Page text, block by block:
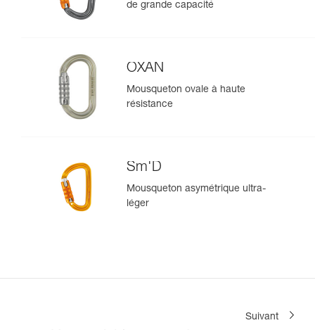
de grande capacité
OXAN
Mousqueton ovale à haute
résistance
Sm'D
Mousqueton asymétrique ultra-
léger
Suivant